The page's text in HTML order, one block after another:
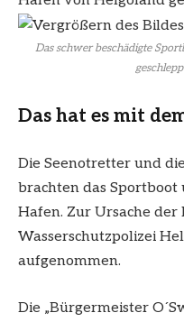
Das schwer beschädigte
Das hat es mit
Die Seenotretter und
brachten das Sportboot
Hafen. Zur Ursache der
Wasserschutzpolizei
aufgenommen.
Die „Bürgermeister